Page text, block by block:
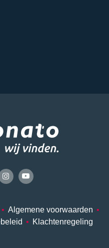
• Algemene voorwaarden •
• Klachtenregeling